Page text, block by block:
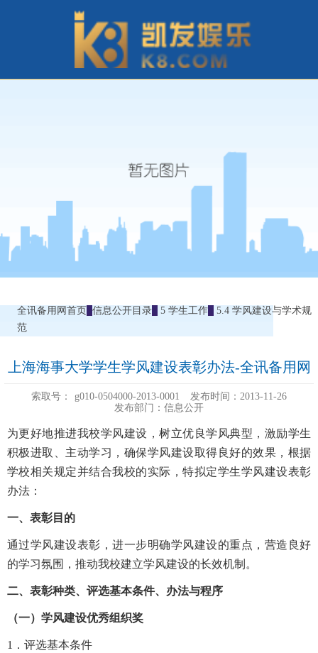
全讯备用网首页 信息公开目录 5 学生工作
5.4 学风建设与学术规
范
上海海事大学学生学风建设表彰办法-全讯备用网
索取号： g010-0504000-2013-0001
发布时间：2013-11-26
发布部门：信息公开
为更好地推进我校学风建设，树立优良学风典型，激励学生
积极进取、主动学习，确保学风建设取得良好的效果，根据
学校相关规定并结合我校的实际，特拟定学生学风建设表彰
办法：
一、表彰目的
通过学风建设表彰，进一步明确学风建设的重点，营造良好
的学习氛围，推动我校建立学风建设的长效机制。
二、表彰种类、评选基本条件、办法与程序
（一）学风建设优秀组织奖
1．评选基本条件